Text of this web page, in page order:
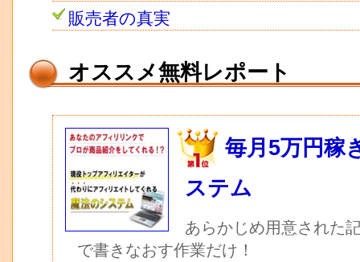
販売者の真実
オススメ無料レポート
毎月5万円稼
ステム
あらかじめ用意された
で書きなおす作業だけ！